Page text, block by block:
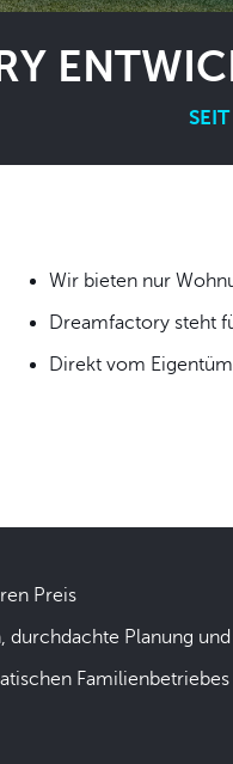
Wir bieten nur
Dreamfactory steht
Direkt vom
Preis
durchdachte Planung
Familienbetriebes